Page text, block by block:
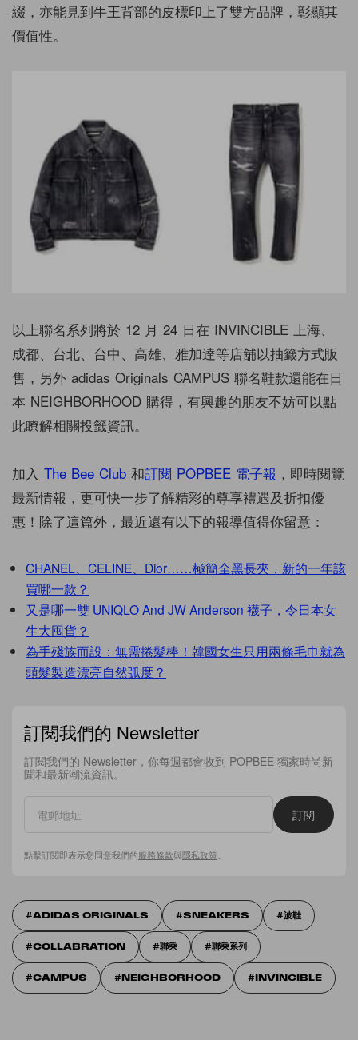
綴，亦能見到牛王背部的皮標印上了雙方品牌，彰顯其
價值性。
以上聯名系列將於 12 月 24 日在 INVINCIBLE 上海、
成都、台北、台中、高雄、雅加達等店舖以抽籤方式販
售，另外 adidas Originals CAMPUS 聯名鞋款還能在日
本 NEIGHBORHOOD 購得，有興趣的朋友不妨可以點
此瞭解相關投籤資訊。
加入 The Bee Club 和訂閱 POPBEE 電子報 ，即時閱覽
最新情報，更可快一步了解精彩的尊享禮遇及折扣優
惠！除了這篇外，最近還有以下的報導值得你留意：
CHANEL、CELINE、Dior……極簡全黑長夾，新的一年該
買哪一款？
又是哪一雙 UNIQLO And JW Anderson 襪子，令日本女
生大囤貨？
為手殘族而設：無需捲髮棒！韓國女生只用兩條毛巾就為
頭髮製造漂亮自然弧度？
訂閱我們的 Newsletter
訂閱我們的 Newsletter，你每週都會收到 POPBEE 獨家時尚新
聞和最新潮流資訊。
訂閱
點擊訂閱即表示您同意我們的服務條款與隱私政策。
ADIDAS ORIGINALS SNEAKERS 波鞋
COLLABRATION 聯乘 聯乘系列
CAMPUS NEIGHBORHOOD INVINCIBLE